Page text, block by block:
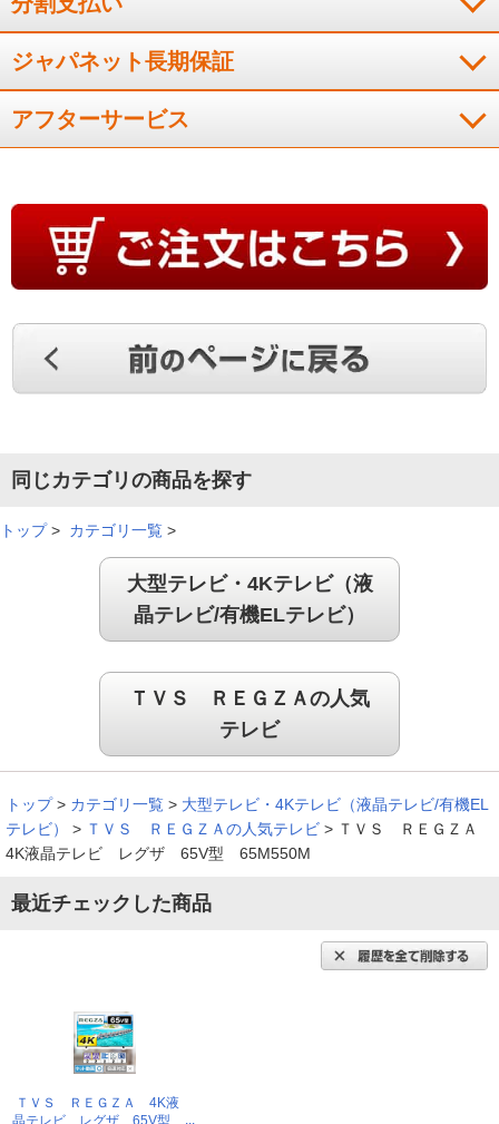
ト接続業者）との契約が必要です。●シーン情報は、「関東」「東海（静岡県
除く）」「関西」地区で放送されているNHK総合、Eテレ（ともに関東の場合
は「NHK放送センター」、東海の場合は「NHK名古屋放送局」、関西の場合
（ともに「NHK放送センター」から放送された番組）、および関東の民放キ
ー局で放送されている同時刻放送番組に対応しています。ただし、番組によ
は、それ以上かかる場合があります。●提供されるシーン情報は目安としてご
利用ください。●提供されるシーン情報はテレビ放送時点の内容に基づき作成
されるもので、新規情報の追加、最新情報への更新・変更・改訂および修正
には対応していません。●表示されるシーンは、各番組情報などをメーカー独
自の方法で解析した結果に基づき表示されます。番組制作者または提供者の
ジャパネット長期保証
アフターサービス
同じカテゴリの商品を探す
トップ> カテゴリ一覧 >
大型テレビ・4Kテレビ（液
晶テレビ/有機ELテレビ）
ＴＶＳ ＲＥＧＺＡの人気
テレビ
トップ > カテゴリ一覧 > 大型テレビ・4Kテレビ（液晶テレビ/有機EL
テレビ）
> ＴＶＳ ＲＥＧＺＡの人気テレビ > ＴＶＳ ＲＥＧＺＡ
4K液晶テレビ レグザ 65V型 65M550M
最近チェックした商品
ＴＶＳ ＲＥＧＺＡ 4K液
晶テレビ レグザ 65V型